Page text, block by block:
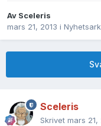
Av Sceleris
mars 21, 2013 i
Sceleris
Skrivet mars 21,